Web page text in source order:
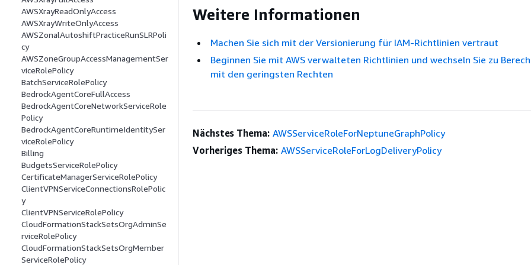
AWSXrayReadOnlyAccess
AWSXrayWriteOnlyAccess
AWSZonalAutoshiftPracticeRunSLRPoli
cy
AWSZoneGroupAccessManagementSer
viceRolePolicy
BatchServiceRolePolicy
BedrockAgentCoreFullAccess
BedrockAgentCoreNetworkServiceRole
Policy
BedrockAgentCoreRuntimeIdentitySer
viceRolePolicy
Billing
BudgetsServiceRolePolicy
CertificateManagerServiceRolePolicy
ClientVPNServiceConnectionsRolePolic
y
ClientVPNServiceRolePolicy
CloudFormationStackSetsOrgAdminSe
rviceRolePolicy
CloudFormationStackSetsOrgMember
ServiceRolePolicy
Weitere Informationen
Machen Sie sich mit der Versionierung für IAM-Richtlinien vertraut
Beginnen Sie mit AWS verwalteten Richtlinien und wechseln Sie zu
mit den geringsten Rechten
Nächstes Thema: AWSServiceRoleForNeptuneGraphPolicy
Vorheriges Thema: AWSServiceRoleForLogDeliveryPolicy